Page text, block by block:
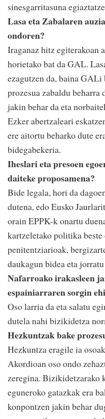
sinesgarritasuna
Lasa eta Zabalaren
ondoren?
Iraganaz hitz egiterakoan
horietako bat da GAL.
ezagutzen da, baina
prozesua zabaldu beharra
jakin behar da eta
Ezker abertzaleari
ere aitortu beharko dute
bidegabekeria.
Iheslari eta presoen
daiteke proposamena?
Bide legala, hori da
dutena, edo Eusko
orain EPPK-k onartu
kartzeletako politika beste
penitentziarioak,
daukagun bidea eta
Nafarroako irakasleen
espainiarraren sorgin
Oso larria da eta salatu
dutela nahi bizikidetza
Hezkuntzak bake
Hezkuntza eragile ia
Akordioan oso ondo
zeregina. Bizikidetzarako
eguneroko gatazkak era
konpontzen jakin behar